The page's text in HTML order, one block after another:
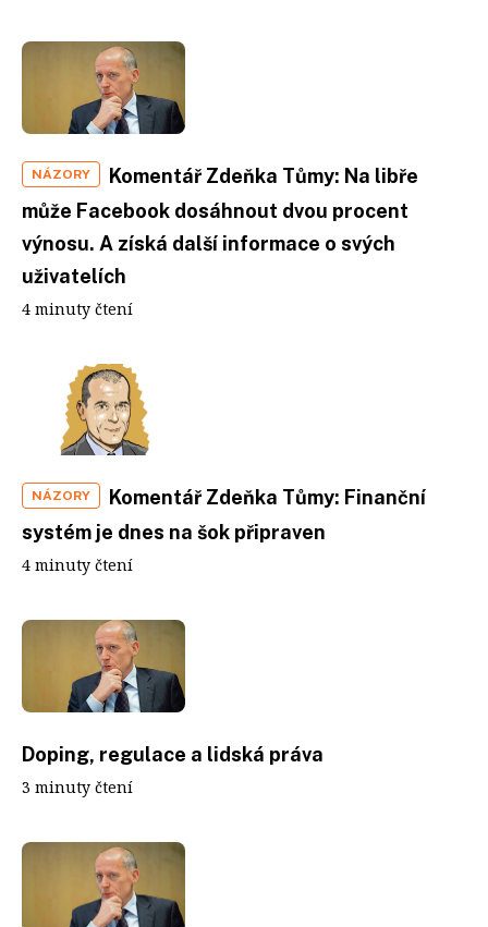
NÁZORY
Komentář Zdeňka Tůmy: Na libře
může Facebook dosáhnout dvou procent
výnosu. A získá další informace o svých
uživatelích
4 minuty čtení
NÁZORY
Komentář Zdeňka Tůmy: Finanční
systém je dnes na šok připraven
4 minuty čtení
Doping, regulace a lidská práva
3 minuty čtení